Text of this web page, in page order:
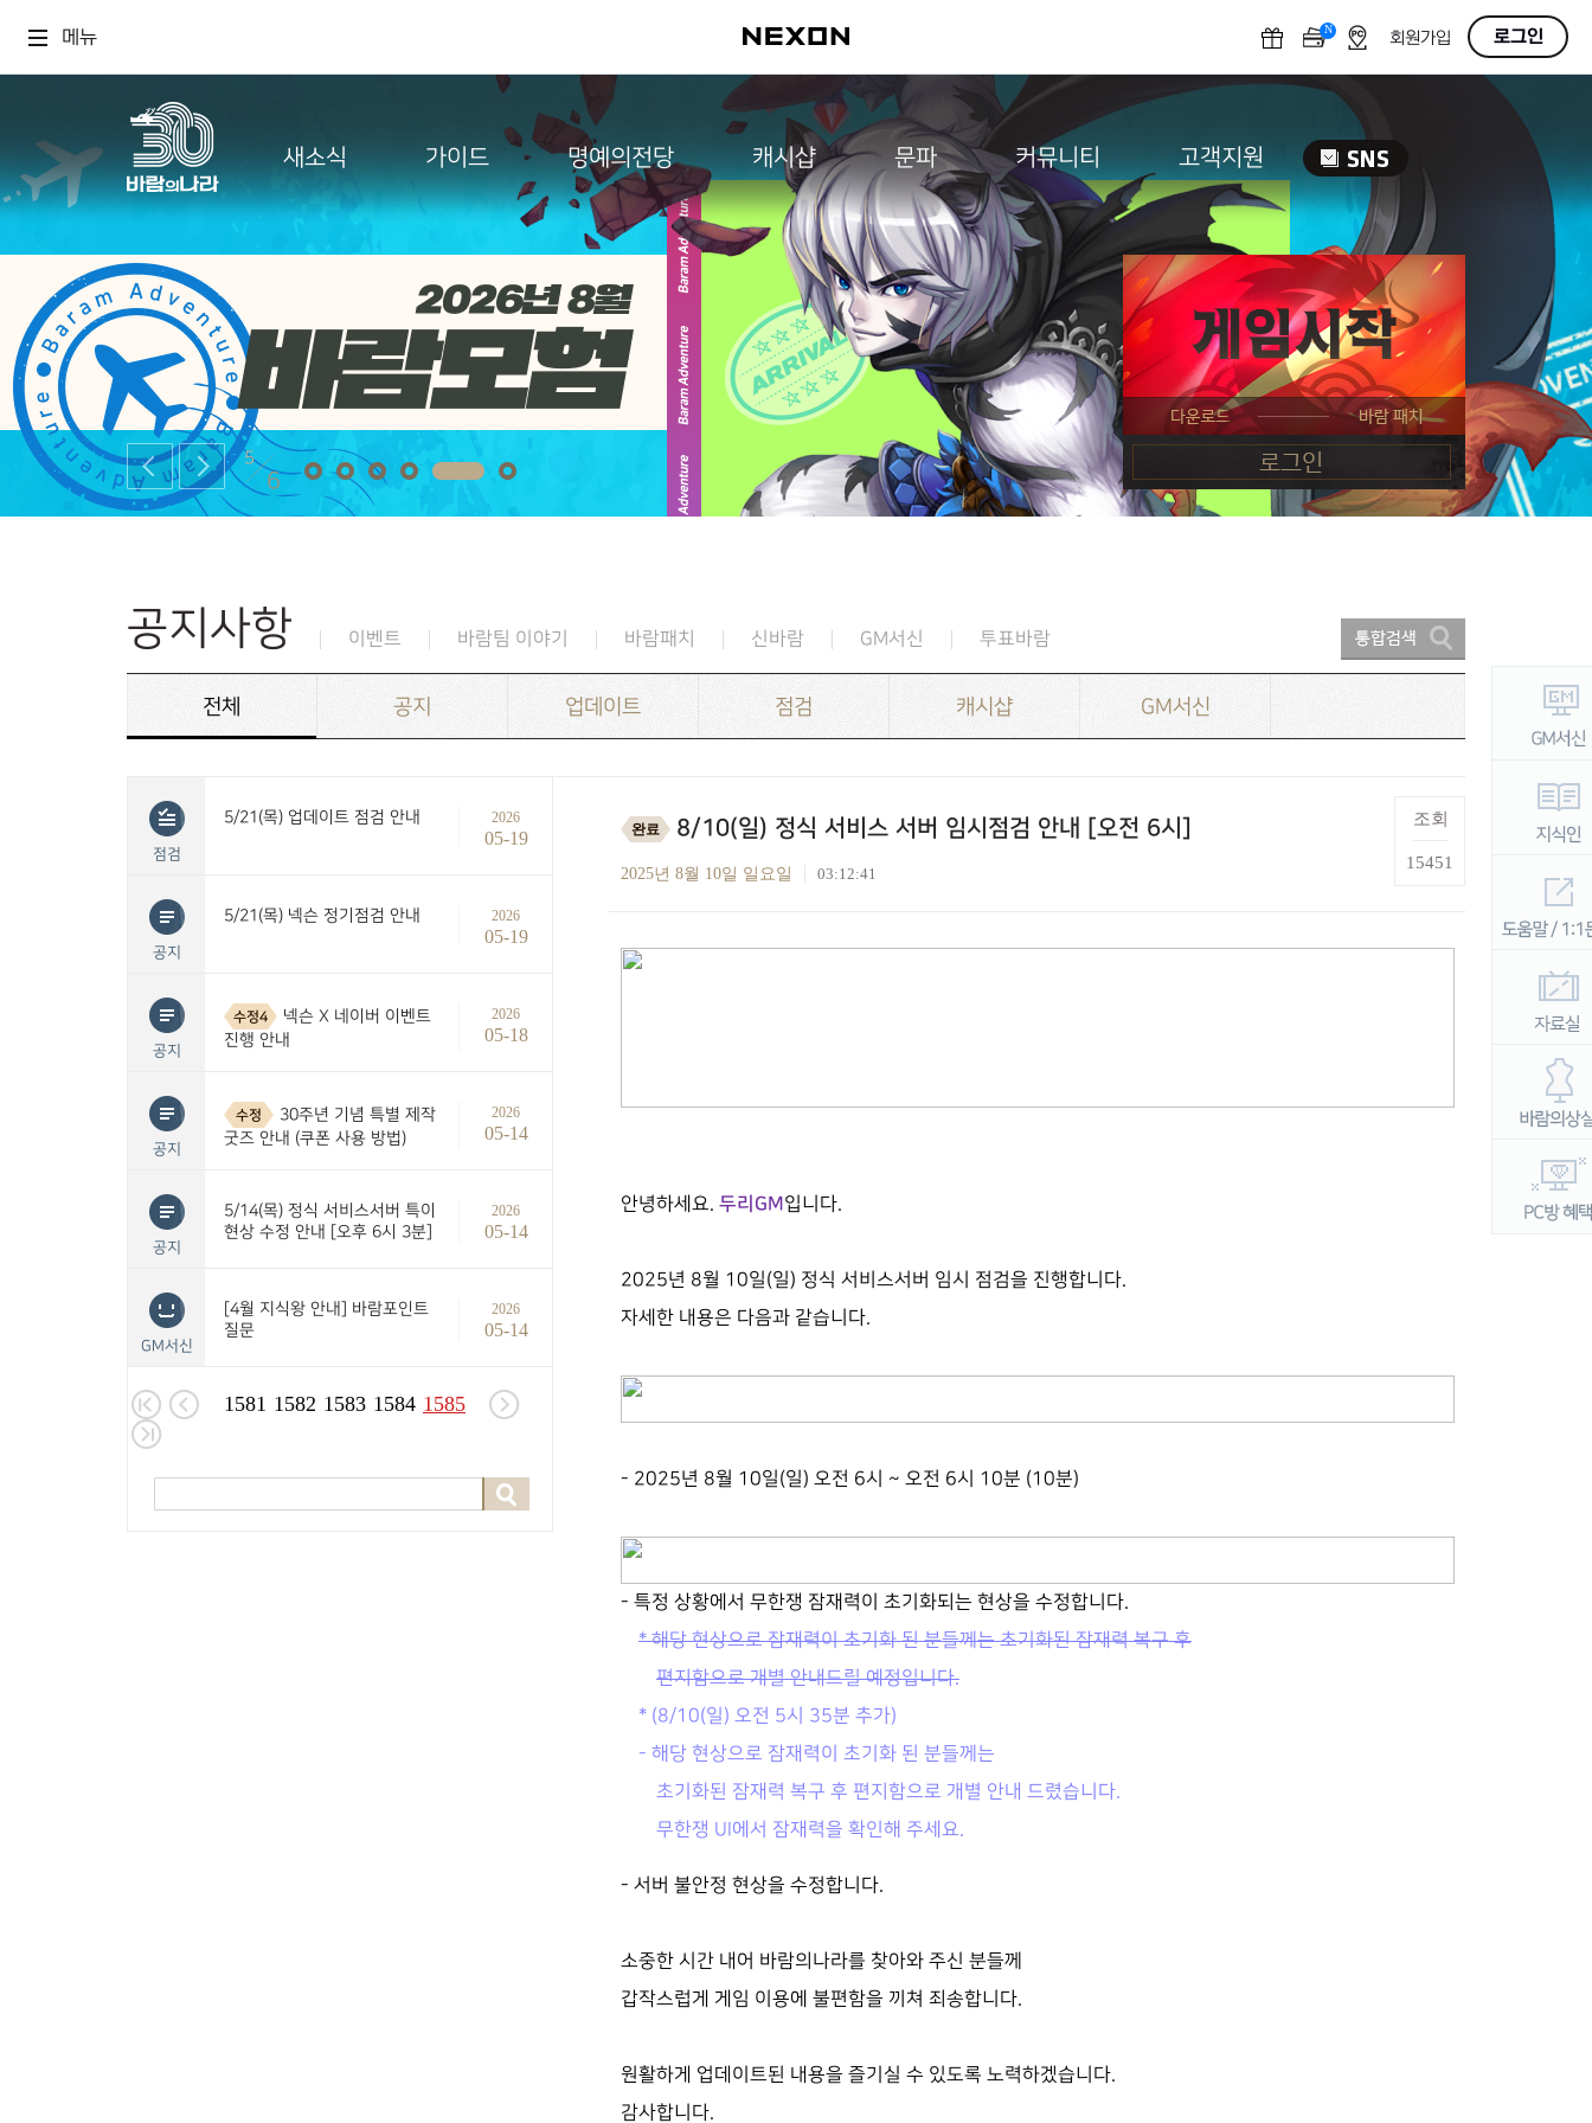
메뉴 N OFF회원가입 로그인
새소식 가이드 명예의전당 캐시샵 문파 커뮤니티 고객지원
5
6
공지사항 이벤트 바람팀 이야기 바람패치 신바람 GM서신 투표바람
전체 공지 업데이트 점검 캐시샵 GM서신
점검
5/21(목) 업데이트 점검 안내 2026
05-19
공지
5/21(목) 넥슨 정기점검 안내 2026
05-19
공지
수정4
넥슨 X 네이버 이벤트
진행 안내
2026
05-18
공지
수정
30주년 기념 특별 제작
굿즈 안내 (쿠폰 사용 방법)
2026
05-14
공지
5/14(목) 정식 서비스서버 특이
현상 수정 안내 [오후 6시 3분]
2026
05-14
GM서신
[4월 지식왕 안내] 바람포인트
질문
2026
05-14
1581 1582 1583 1584 1585
완료 8/10(일) 정식 서비스 서버 임시점검 안내 [오전 6시]
2025년 8월 10일 일요일 03:12:41
조회
15451
안녕하세요. 두리 GM입니다.
2025년 8월 10일(일) 정식 서비스서버 임시 점검을 진행합니다.
자세한 내용은 다음과 같습니다.
- 2025년 8월 10일(일) 오전 6시 ~ 오전 6시 10분 (10분)
- 특정 상황에서 무한쟁 잠재력이 초기화되는 현상을 수정합니다.
* 해당 현상으로 잠재력이 초기화 된 분들께는 초기화된 잠재력 복구 후
편지함으로 개별 안내드릴 예정입니다.
* (8/10(일) 오전 5시 35분 추가)
- 해당 현상으로 잠재력이 초기화 된 분들께는
초기화된 잠재력 복구 후 편지함으로 개별 안내 드렸습니다.
무한쟁 UI에서 잠재력을 확인해 주세요.
- 서버 불안정 현상을 수정합니다.
소중한 시간 내어 바람의나라를 찾아와 주신 분들께
갑작스럽게 게임 이용에 불편함을 끼쳐 죄송합니다.
원활하게 업데이트된 내용을 즐기실 수 있도록 노력하겠습니다.
감사합니다.